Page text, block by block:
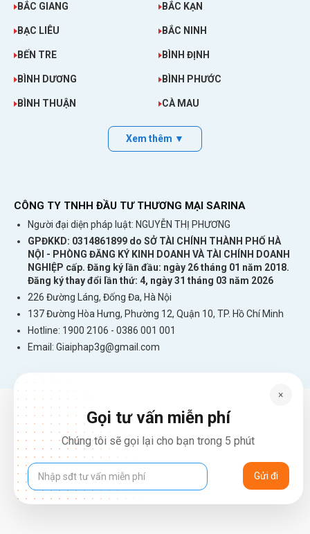
BẮC GIANG BẮC KẠN
BẠC LIÊU BẮC NINH
BẾN TRE BÌNH ĐỊNH
BÌNH DƯƠNG BÌNH PHƯỚC
BÌNH THUẬN CÀ MAU
Xem thêm ▼
CÔNG TY TNHH ĐẦU TƯ THƯƠNG MẠI SARINA
Người đại diện pháp luật: NGUYỄN THỊ PHƯƠNG
GPĐKKD: 0314861899 do SỞ TÀI CHÍNH THÀNH PHỐ HÀ
NỘI - PHÒNG ĐĂNG KÝ KINH DOANH VÀ TÀI CHÍNH DOANH
NGHIỆP cấp. Đăng ký lần đầu: ngày 26 tháng 01 năm 2018.
Đăng ký thay đổi lần thứ: 4, ngày 31 tháng 03 năm 2026
226 Đường Láng, Đống Đa, Hà Nội
137 Đường Hòa Hưng, Phường 12, Quận 10, TP. Hồ Chí Minh
Hotline: 1900 2106 - 0386 001 001
Email: Giaiphap3g@gmail.com
×
Gọi tư vấn miễn phí
Chúng tôi sẽ gọi lại cho bạn trong 5 phút